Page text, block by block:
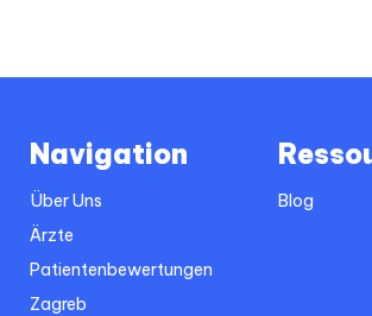
Navigation
Über Uns
Ärzte
Patientenbewertungen
Zagreb
Blog